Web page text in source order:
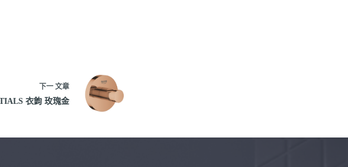
下一 文章
衣鉤 玫瑰金